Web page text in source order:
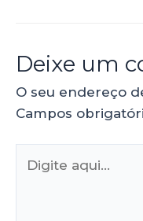
Deixe um
O seu endereço
Campos